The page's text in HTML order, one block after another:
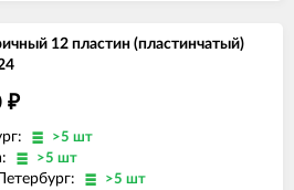
12 пластин (пластинчатый)
₽
>5 шт
>5 шт
>5 шт